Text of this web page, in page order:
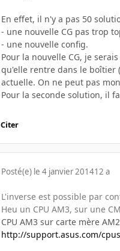
En effet, il n'y a pas 50
- une nouvelle CG pas trop
- une nouvelle config.
Pour la nouvelle CG, je
qu'elle rentre dans le boîtier
actuelle. On ne peut pas
Pour la seconde solution, il
Citer
Posté(e) le 4 janvier 201412 a
L'inverse est possible par
Heu un CPU AM3, sur une
CPU AM3 sur carte mère
http://support.asus.com/